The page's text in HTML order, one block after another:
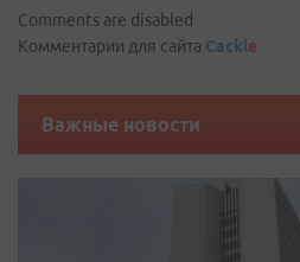
Comments are disabled
Комментарии для сайта Cackle
Важные новости